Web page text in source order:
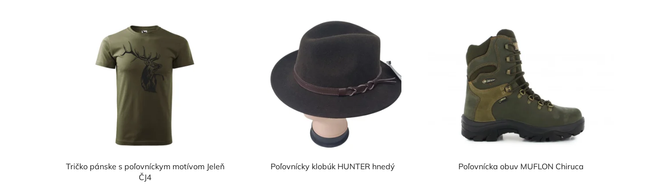
Tričko pánske s poľovníckym motívom Jeleň
ČJ4
Poľovnícky klobúk HUNTER hnedý Poľovnícka obuv MUFLON Chiruca